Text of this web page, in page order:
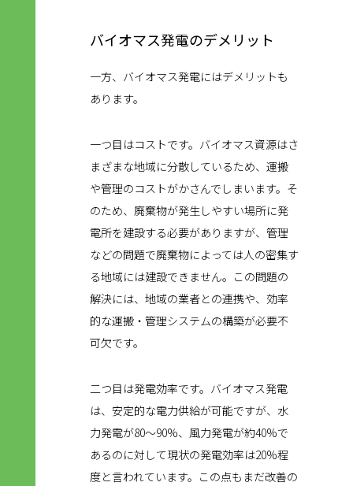
バイオマス発電のデメリット
一方、バイオマス発電にはデメリットも
あります。
一つ目はコストです。バイオマス資源はさ
まざまな地域に分散しているため、運搬
や管理のコストがかさんでしまいます。そ
のため、廃棄物が発生しやすい場所に発
電所を建設する必要がありますが、管理
などの問題で廃棄物によっては人の密集す
る地域には建設できません。この問題の
解決には、地域の業者との連携や、効率
的な運搬・管理システムの構築が必要不
可欠です。
二つ目は発電効率です。バイオマス発電
は、安定的な電力供給が可能ですが、水
力発電が80〜90%、風力発電が約40%で
あるのに対して現状の発電効率は20%程
度と言われています。この点もまだ改善の